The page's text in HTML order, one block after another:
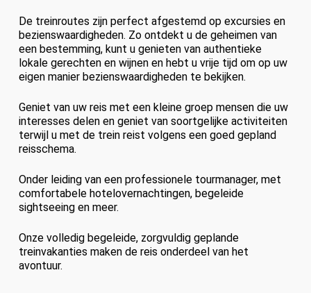
De treinroutes zijn perfect afgestemd op excursies en
bezienswaardigheden. Zo ontdekt u de geheimen van
een bestemming, kunt u genieten van authentieke
lokale gerechten en wijnen en hebt u vrije tijd om op uw
eigen manier bezienswaardigheden te bekijken.
Geniet van uw reis met een kleine groep mensen die uw
interesses delen en geniet van soortgelijke activiteiten
terwijl u met de trein reist volgens een goed gepland
reisschema.
Onder leiding van een professionele tourmanager, met
comfortabele hotelovernachtingen, begeleide
sightseeing en meer.
Onze volledig begeleide, zorgvuldig geplande
treinvakanties maken de reis onderdeel van het
avontuur.